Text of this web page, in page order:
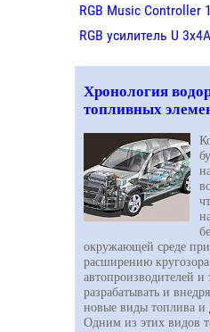
RGB Music Controller
RGB усилитель U 3х4A
Хронология
топливных
окружающей среде
расширению кругозора
автопроизводителей и
разрабатывать и
новые виды топлива и
Одним из этих видов